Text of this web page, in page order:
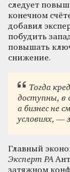
следует
конечном
добавил
побудить
повышать
снижение.
Тогда
доступны, в
а бизнес не
условиях, —
Главный
Эксперт РА